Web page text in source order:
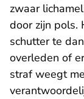
zwaar
door zijn pols.
schutter te
overleden of
straf weegt